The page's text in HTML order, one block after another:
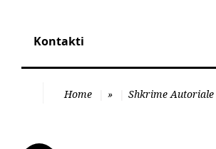
Kontakti
Home » Shkrime Autoriale